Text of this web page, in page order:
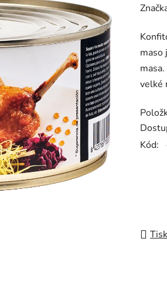
je
0,0
z
5
maso
velké
Kód:
Tisk